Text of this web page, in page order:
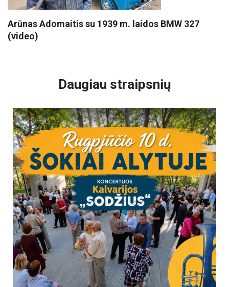
Arūnas Adomaitis su 1939 m. laidos BMW 327
(video)
Daugiau straipsnių